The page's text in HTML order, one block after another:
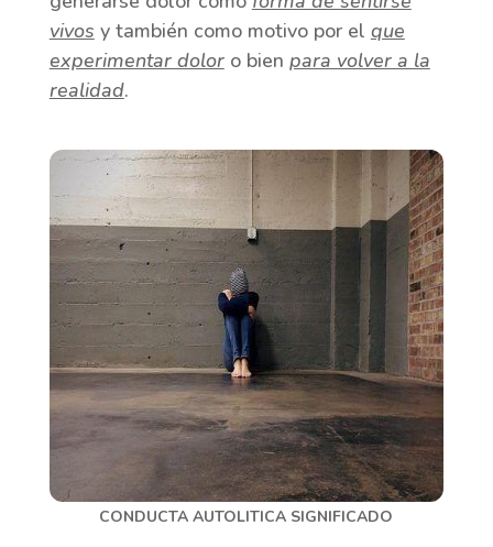
vivos y también como motivo por el que
experimentar doloro bien para volver a la
realidad.
CONDUCTA AUTOLITICA SIGNIFICADO